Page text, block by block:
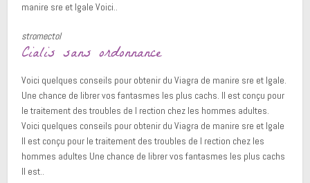
manire sre et lgale Voici..
stromectol
Cialis sans ordonnance
Voici quelques conseils pour obtenir du Viagra de manire sre et lgale.
Une chance de librer vos fantasmes les plus cachs. Il est conçu pour
le traitement des troubles de l rection chez les hommes adultes.
Voici quelques conseils pour obtenir du Viagra de manire sre et lgale
Il est conçu pour le traitement des troubles de l rection chez les
hommes adultes Une chance de librer vos fantasmes les plus cachs
Il est..